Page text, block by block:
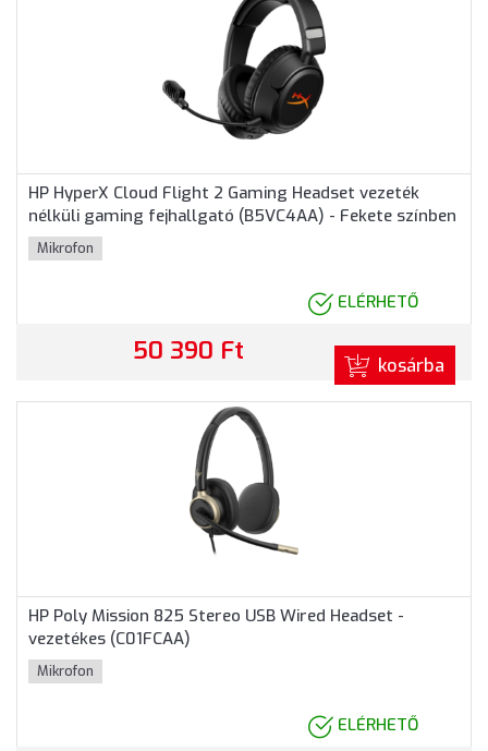
HP HyperX Cloud Flight 2 Gaming Headset vezeték
nélküli gaming fejhallgató (B5VC4AA) - Fekete színben
Mikrofon
ELÉRHETŐ
50 390 Ft kosárba
HP Poly Mission 825 Stereo USB Wired Headset -
vezetékes (C01FCAA)
Mikrofon
ELÉRHETŐ